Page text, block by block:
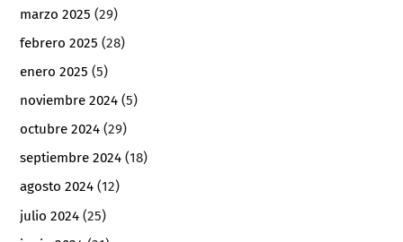
marzo 2025 (29)
febrero 2025 (28)
enero 2025 (5)
noviembre 2024 (5)
octubre 2024 (29)
septiembre 2024 (18)
agosto 2024 (12)
julio 2024 (25)